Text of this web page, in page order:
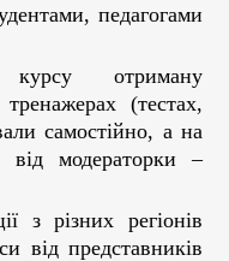
педагогами
курсу отриману
(тестах,
самостійно, а на
від модераторки –
з різних регіонів
від представників